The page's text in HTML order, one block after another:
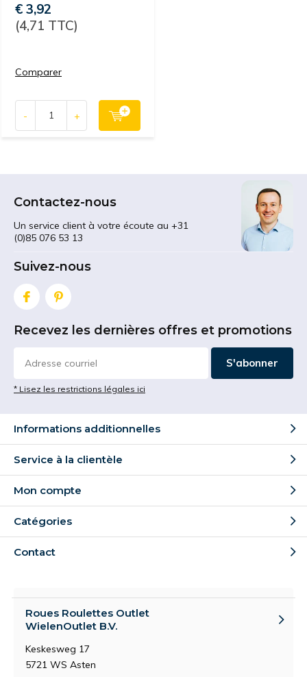
€ 3,92
(4,71 TTC)
Comparer
- +
Contactez-nous
Un service client à votre écoute au +31
(0)85 076 53 13
Suivez-nous
Recevez les dernières offres et promotions
S'abonner
* Lisez les restrictions légales ici
Informations additionnelles
Service à la clientèle
Mon compte
Catégories
Contact
Roues Roulettes Outlet
WielenOutlet B.V.
Keskesweg 17
5721 WS Asten